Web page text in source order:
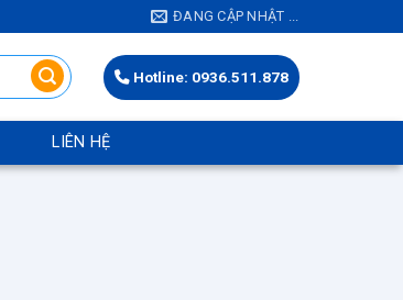
ĐANG CẬP NHẬT ...
Hotline: 0936.511.878
LIÊN HỆ